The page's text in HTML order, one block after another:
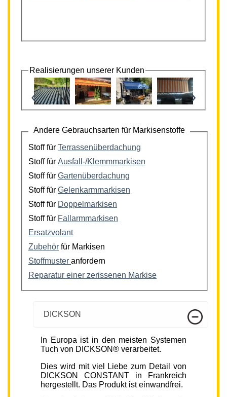
Realisierungen unserer Kunden
‹ ›
Andere Gebrauchsarten für Markisenstoffe
Stoff für Terrassenüberdachung
Stoff für Ausfall-/Klemmmarkisen
Stoff für Gartenüberdachung
Stoff für Gelenkarmmarkisen
Stoff für Doppelmarkisen
Stoff für Fallarmmarkisen
Ersatzvolant
Zubehör für Markisen
Stoffmuster anfordern
Reparatur einer zerissenen Markise
DICKSON
In Europa ist in den meisten Systemen
Tuch von DICKSON® verarbeitet.
Dies wird mit viel Liebe zum Detail von
DICKSON CONSTANT in Frankreich
hergestellt. Das Produkt ist einwandfrei.